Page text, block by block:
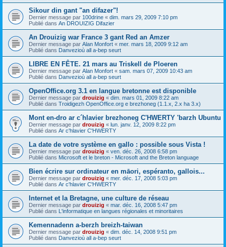
Sikour din gant "an difazer"!
Dernier message par 100drine « dim. mars 29, 2009 7:10 pm
Publié dans An DROUIZIG Difazier
An Drouizig war France 3 gant Red an Amzer
Dernier message par Alan Monfort « mer. mars 18, 2009 9:12 am
Publié dans Danvezioù all a-bep seurt
LIBRE EN FÊTE. 21 mars au Triskell de Ploeren
Dernier message par Alan Monfort « sam. mars 07, 2009 10:43 am
Publié dans Danvezioù all a-bep seurt
OpenOffice.org 3.1 en langue bretonne est disponible
Dernier message par drouizig « dim. mars 01, 2009 8:22 am
Publié dans Troidigezh OpenOffice.org e brezhoneg (1.1.x, 2.x ha 3.x)
Mont en-dro ar c´hlavier brezhoneg C'HWERTY 'barzh Ubuntu
Dernier message par drouizig « lun. janv. 12, 2009 8:22 pm
Publié dans Ar c'hlavier C'HWERTY
La date de votre système en gallo : possible sous Vista !
Dernier message par drouizig « ven. déc. 26, 2008 6:58 pm
Publié dans Microsoft et le breton - Microsoft and the Breton language
Bien écrire sur ordinateur en māori, espéranto, gallois...
Dernier message par drouizig « mer. déc. 17, 2008 5:03 pm
Publié dans Ar c'hlavier C'HWERTY
Internet et la Bretagne, une culture de réseau
Dernier message par drouizig « mar. déc. 16, 2008 5:47 pm
Publié dans L'informatique en langues régionales et minoritaires
Kemennadenn a-berzh breizh-taiwan
Dernier message par drouizig « dim. déc. 14, 2008 9:51 pm
Publié dans Danvezioù all a-bep seurt